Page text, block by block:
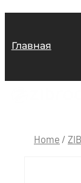
Главная
Home /